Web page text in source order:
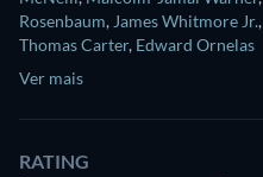
Rosenbaum, James Whitmore Jr.,
Thomas Carter, Edward Ornelas
Ver mais
RATING